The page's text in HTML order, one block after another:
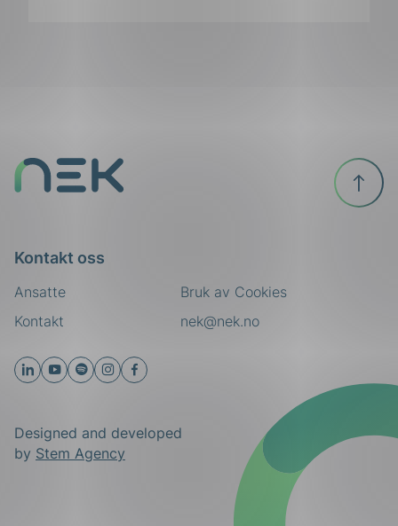
Kontakt oss
Ansatte
nek@nek.no
Kontakt
Bruk av Cookies
Designed and developed
by Stem Agency
Til
toppen